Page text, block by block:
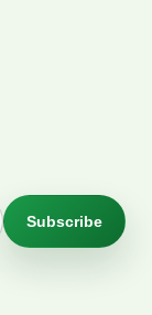
Subscribe